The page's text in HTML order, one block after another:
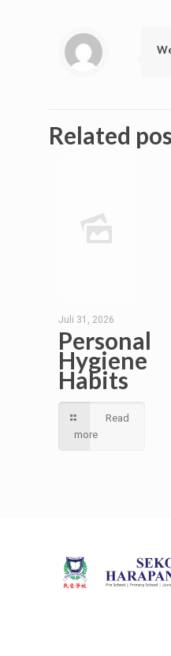
Related
Juli 31, 2026
Personal
Hygiene
Habits
Read
more